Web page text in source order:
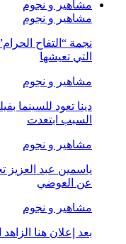
مشاهير و نجوم
مشاهير و نجوم
نجمة “التفاح
التي تعيشها
مشاهير و نجوم
دينا تعود للسينما
السبب ابتعدت
مشاهير و نجوم
ياسمين عبد العزيز
عن العوضي
مشاهير و نجوم
بعد إعلان هنا